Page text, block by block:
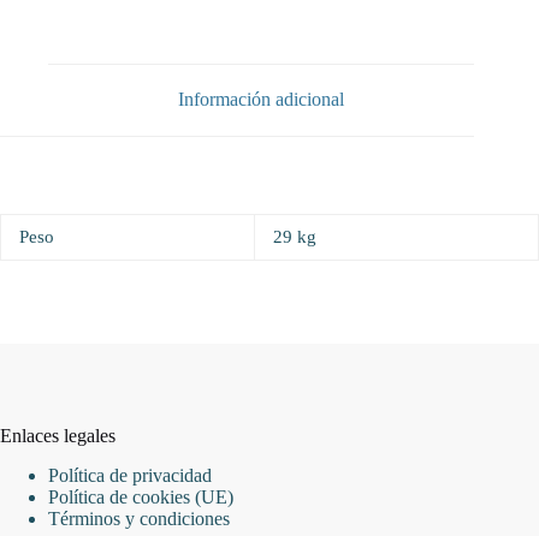
Información adicional
Peso 29 kg
Enlaces legales
Política de privacidad
Política de cookies (UE)
Términos y condiciones